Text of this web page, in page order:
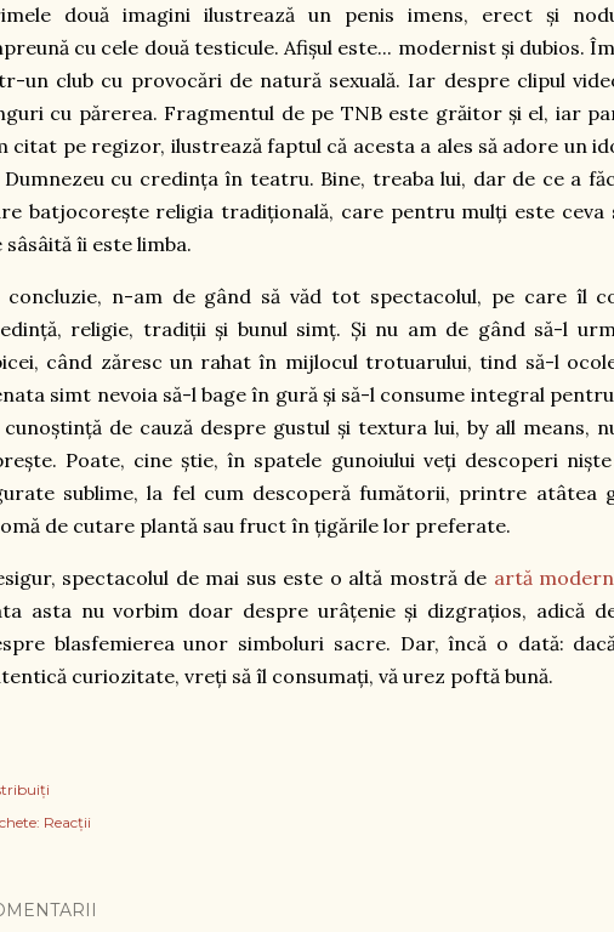
două imagini ilustrează un penis imens, erect și
cu cele două testicule. Afișul este... modernist și dubios.
un club cu provocări de natură sexuală. Iar despre clipul
cu părerea. Fragmentul de pe TNB este grăitor și el, iar
citat pe regizor, ilustrează faptul că acesta a ales să adore un
cu credința în teatru. Bine, treaba lui, dar de ce a
batjocorește religia tradițională, care pentru mulți este ceva
sâsâită îi este limba.
concluzie, n-am de gând să văd tot spectacolul, pe care îl
religie, tradiții și bunul simț. Și nu am de gând să-l
când zăresc un rahat în mijlocul trotuarului, tind să-l
simt nevoia să-l bage în gură și să-l consume integral
de cauză despre gustul și textura lui, by all means,
Poate, cine știe, în spatele gunoiului veți descoperi
sublime, la fel cum descoperă fumătorii, printre atâtea
de cutare plantă sau fruct în țigările lor preferate.
spectacolul de mai sus este o altă mostră de artă
asta nu vorbim doar despre urâțenie și dizgrațios, adică
blasfemierea unor simboluri sacre. Dar, încă o dată:
curiozitate, vreți să îl consumați, vă urez poftă bună.
Reacții